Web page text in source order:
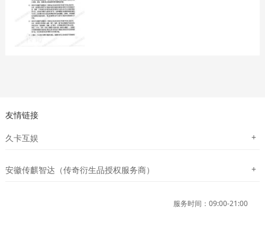
友情链接
久卡互娱 +
安徽传麒智达（传奇衍生品授权服务商） +
服务时间：09:00-21:00